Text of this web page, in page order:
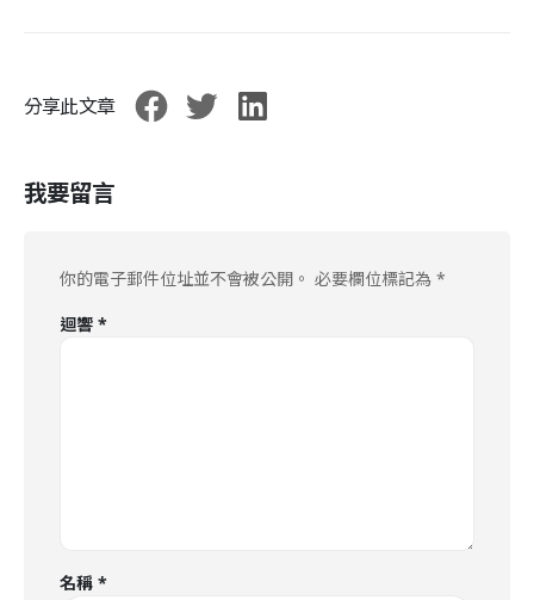
分享此文章
我要留言
你的電子郵件位址並不會被公開。 必要欄位標記為 *
迴響 *
名稱 *